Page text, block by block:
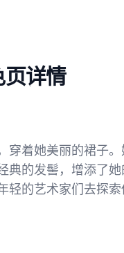
详情
着她美丽的裙子
的发髻，增添了
的艺术家们去探索